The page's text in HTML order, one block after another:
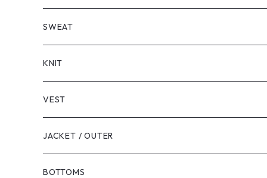
LONG SLEEVE
SHORT SLEEVE
LONG SLEEVE
SWEAT
KNIT
VEST
JACKET / OUTER
BOTTOMS